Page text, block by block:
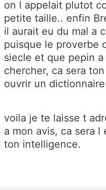
on l appelait plutot
petite taille.. enfin
il aurait eu du mal a
puisque le proverbe
siecle et que pepin
chercher, ca sera
ouvrir un
voila je te laisse t
a mon avis, ca sera
ton intelligence.